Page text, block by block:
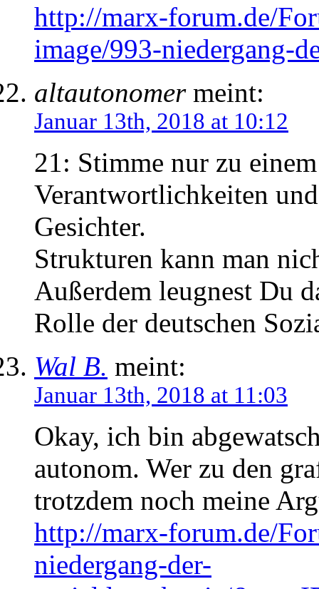
http://marx-forum.de/
image/993-niedergang-
altautonomermeint:
Januar 13th, 2018 at 10:12
21: Stimme nur zu
Verantwortlichkeiten
Gesichter.
Strukturen kann man
Außerdem leugnest Du
Rolle der deutschen
Wal B. meint:
Januar 13th, 2018 at 11:03
Okay, ich bin
autonom. Wer zu den
trotzdem noch meine
http://marx-forum.de/
niedergang-der-